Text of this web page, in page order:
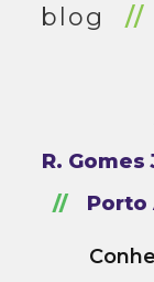
blog
//
R. Gomes
//
Porto